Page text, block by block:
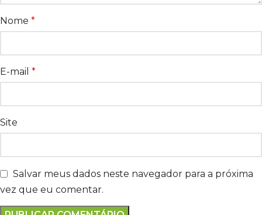
Nome *
E-mail *
Site
Salvar meus dados neste navegador para a próxima
vez que eu comentar.